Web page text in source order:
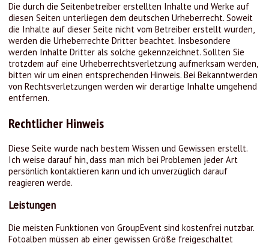
Die durch die Seitenbetreiber erstellten Inhalte und Werke auf
diesen Seiten unterliegen dem deutschen Urheberrecht. Soweit
die Inhalte auf dieser Seite nicht vom Betreiber erstellt wurden,
werden die Urheberrechte Dritter beachtet. Insbesondere
werden Inhalte Dritter als solche gekennzeichnet. Sollten Sie
trotzdem auf eine Urheberrechtsverletzung aufmerksam werden,
bitten wir um einen entsprechenden Hinweis. Bei Bekanntwerden
von Rechtsverletzungen werden wir derartige Inhalte umgehend
entfernen.
Rechtlicher Hinweis
Diese Seite wurde nach bestem Wissen und Gewissen erstellt.
Ich weise darauf hin, dass man mich bei Problemen jeder Art
persönlich kontaktieren kann und ich unverzüglich darauf
reagieren werde.
Leistungen
Die meisten Funktionen von GroupEvent sind kostenfrei nutzbar.
Fotoalben müssen ab einer gewissen Größe freigeschaltet